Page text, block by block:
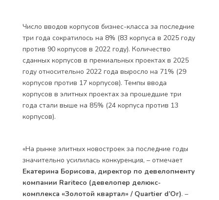
Число вводов корпусов бизнес-класса за последние
три года сократилось на 8% (83 корпуса в 2025 году
против 90 корпусов в 2022 году). Количество
сданных корпусов в премиальных проектах в 2025
году относительно 2022 года выросло на 71% (29
корпусов против 17 корпусов). Темпы ввода
корпусов в элитных проектах за прошедшие три
года стали выше на 85% (24 корпуса против 13
корпусов).
«На рынке элитных новостроек за последние годы
значительно усилилась конкуренция, ­– отмечает
Екатерина Борисова, директор по девелопменту
компании Rariteco (девелопер делюкс-
комплекса «Золотой квартал» / Quartier d’Or). –